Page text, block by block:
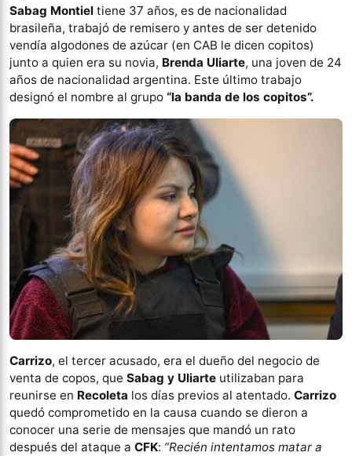
Sabag Montiel tiene 37 años, es de nacionalidad
brasileña, trabajó de remisero y antes de ser detenido
vendía algodones de azúcar (en CAB le dicen copitos)
junto a quien era su novia, Brenda Uliarte, una joven de 24
años de nacionalidad argentina. Este último trabajo
designó el nombre al grupo “la banda de los copitos”.
Carrizo, el tercer acusado, era el dueño del negocio de
venta de copos, que Sabag y Uliarte utilizaban para
reunirse en Recoleta los días previos al atentado. Carrizo
quedó comprometido en la causa cuando se dieron a
conocer una serie de mensajes que mandó un rato
después del ataque a CFK: “Recién intentamos matar a